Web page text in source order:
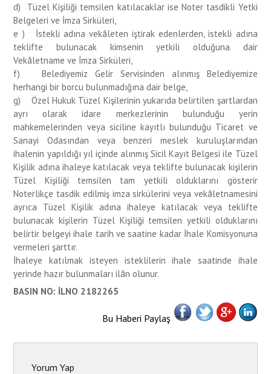
d) Tüzel Kişiliği temsilen katılacaklar ise Noter tasdikli Yetki
Belgeleri ve İmza Sirküleri,
e ) İstekli adına vekâleten iştirak edenlerden, istekli adına
teklifte bulunacak kimsenin yetkili olduğuna dair
Vekâletname ve İmza Sirküleri,
f) Belediyemiz Gelir Servisinden alınmış Belediyemize
herhangi bir borcu bulunmadığına dair belge,
g) Özel Hukuk Tüzel Kişilerinin yukarıda belirtilen şartlardan
ayrı olarak idare merkezlerinin bulunduğu yerin
mahkemelerinden veya siciline kayıtlı bulunduğu Ticaret ve
Sanayi Odasından veya benzeri meslek kuruluşlarından
ihalenin yapıldığı yıl içinde alınmış Sicil Kayıt Belgesi ile Tüzel
Kişilik adına ihaleye katılacak veya teklifte bulunacak kişilerin
Tüzel Kişiliği temsilen tam yetkili olduklarını gösterir
Noterlikçe tasdik edilmiş imza sirkülerini veya vekâletnamesini
ayrıca Tüzel Kişilik adına ihaleye katılacak veya teklifte
bulunacak kişilerin Tüzel Kişiliği temsilen yetkili olduklarını
belirtir belgeyi ihale tarih ve saatine kadar İhale Komisyonuna
vermeleri şarttır.
İhaleye katılmak isteyen isteklilerin ihale saatinde ihale
yerinde hazır bulunmaları ilân olunur.
BASIN NO: İLNO 2182265
Bu Haberi Paylaş
Yorum Yap